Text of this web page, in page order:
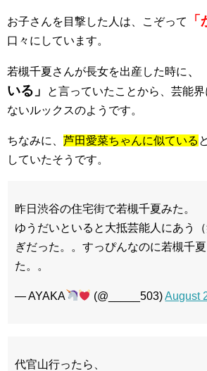
お子さんを目撃した人は、こぞって
口々にしています。
若槻千夏さんが長女を出産した時に 、
いる」
と言っていたことから、芸能
ないルックスのようです。
ちなみに、 芦田愛菜ちゃんに似ている
していたそうです。
昨日渋谷の住宅街で若槻千夏みた。
ゆうだいといると大抵芸能人にあう
ぎだった。。すっぴんなのに若槻千
た。。
— AYAKA (@_____503)August
代官山行ったら、